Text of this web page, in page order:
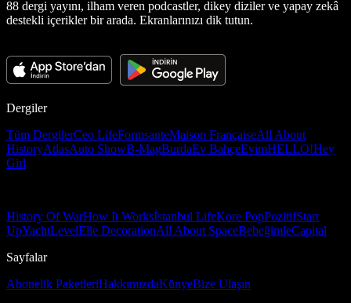
88 dergi yayını, ilham veren podcastler, dikey diziler ve yapay zekâ
destekli içerikler bir arada. Ekranlarınızı dik tutun.
Dergiler
Tüm DergilerCeo LifeFormsanteMaison FrançaiseAll About
HistoryAtlasAuto ShowB-MagBurdaEv BahçeEvimHELLO!Hey
Girl
History Of WarHow It Worksİstanbul LifeKore PopPozitifStart
UpYachtLevelElle DecorationAll About SpaceBebeğimleCapital
Sayfalar
Abonelik PaketleriHakkımızdaKünyeBize Ulaşın